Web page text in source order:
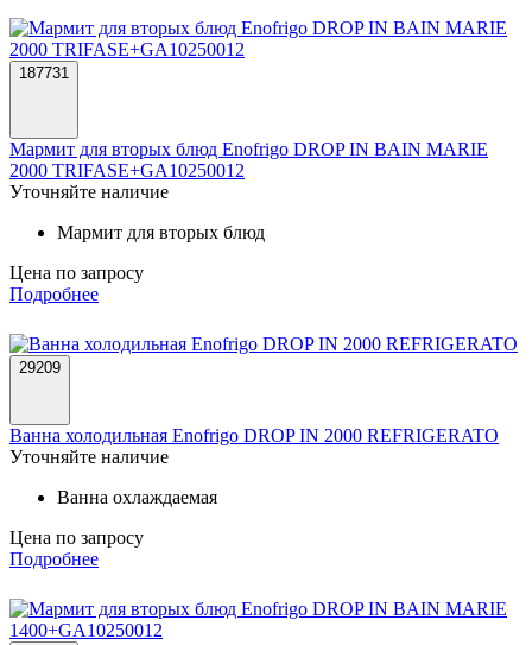
187731
Мармит для вторых блюд Enofrigo DROP IN BAIN MARIE
2000 TRIFASE+GA10250012
Уточняйте наличие
Мармит для вторых блюд
Цена по запросу
Подробнее
29209
Ванна холодильная Enofrigo DROP IN 2000 REFRIGERATO
Уточняйте наличие
Ванна охлаждаемая
Цена по запросу
Подробнее